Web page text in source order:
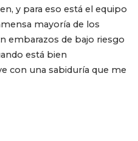
y para eso está el equipo
mayoría de los
embarazos de bajo riesgo
está bien
con una sabiduría que me